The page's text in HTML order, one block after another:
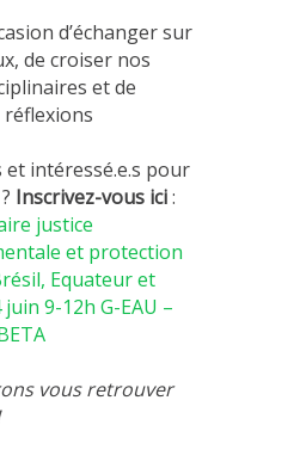
d’échanger sur
de croiser nos
et de
et intéressé.e.s pour
Inscrivez-vous ici:
justice
et protection
Equateur et
9-12h G-EAU –
vous retrouver